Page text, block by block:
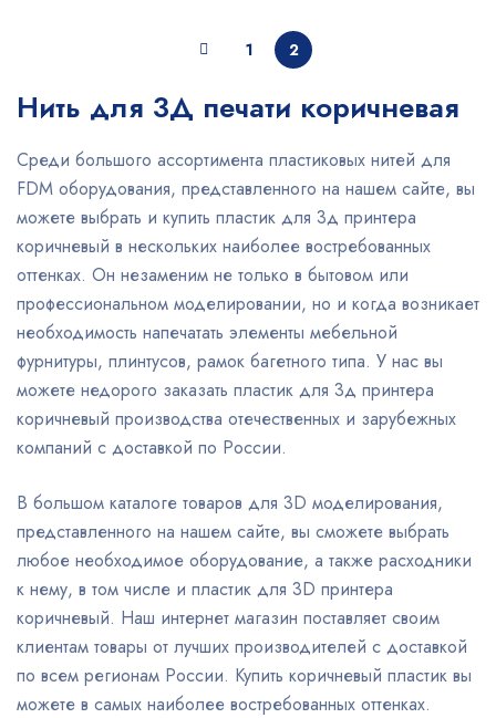
1 2
Нить для 3Д печати коричневая
Среди большого ассортимента пластиковых нитей для
FDM оборудования, представленного на нашем сайте, вы
можете выбрать и купить пластик для 3д принтера
коричневый в нескольких наиболее востребованных
оттенках. Он незаменим не только в бытовом или
профессиональном моделировании, но и когда возникает
необходимость напечатать элементы мебельной
фурнитуры, плинтусов, рамок багетного типа. У нас вы
можете недорого заказать пластик для 3д принтера
коричневый производства отечественных и зарубежных
компаний с доставкой по России.
В большом каталоге товаров для 3D моделирования,
представленного на нашем сайте, вы сможете выбрать
любое необходимое оборудование, а также расходники
к нему, в том числе и пластик для 3D принтера
коричневый. Наш интернет магазин поставляет своим
клиентам товары от лучших производителей с доставкой
по всем регионам России. Купить коричневый пластик вы
можете в самых наиболее востребованных оттенках.